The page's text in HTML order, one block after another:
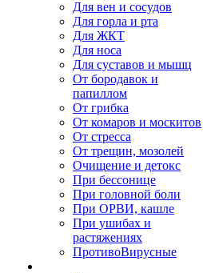
Для вен и сосудов
Для горла и рта
Для ЖКТ
Для носа
Для суставов и мышц
От бородавок и
папиллом
От грибка
От комаров и москитов
От стресса
От трещин, мозолей
Очищение и детокс
При бессонице
При головной боли
При ОРВИ, кашле
При ушибах и
растяжениях
ПротивоВирусные